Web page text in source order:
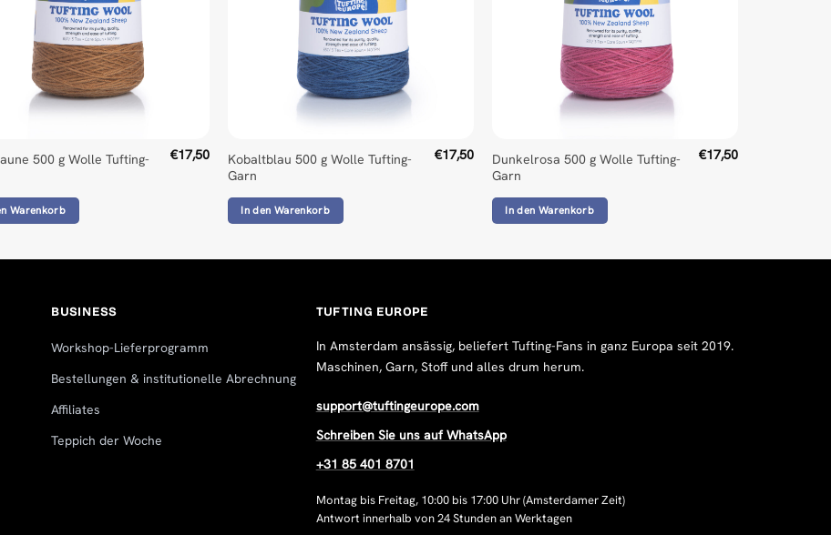
500 g Wolle Tufting-
€17,50
Warenkorb
Kobaltblau 500 g Wolle Tufting-
Garn
€17,50
In den Warenkorb
Dunkelrosa 500 g Wolle Tufting-
Garn
€17,50
In den Warenkorb
BUSINESS
Workshop-Lieferprogramm
Bestellungen & institutionelle Abrechnung
Affiliates
Teppich der Woche
TUFTING EUROPE
In Amsterdam ansässig, beliefert Tufting-Fans in ganz Europa seit 2019.
Maschinen, Garn, Stoff und alles drum herum.
support@tuftingeurope.com
Schreiben Sie uns auf WhatsApp
+31 85 401 8701
Montag bis Freitag, 10:00 bis 17:00 Uhr (Amsterdamer Zeit)
Antwort innerhalb von 24 Stunden an Werktagen